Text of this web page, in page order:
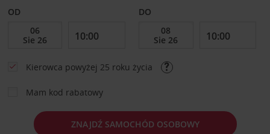
OD DO
Kierowca powyżej 25 roku życia
Mam kod rabatowy
ZNAJDŹ SAMOCHÓD OSOBOWY